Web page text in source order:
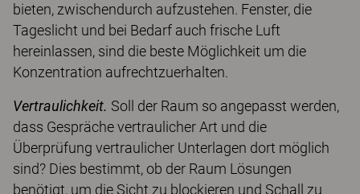
bieten, zwischendurch aufzustehen. Fenster, die
Tageslicht und bei Bedarf auch frische Luft
hereinlassen, sind die beste Möglichkeit um die
Konzentration aufrechtzuerhalten.
Vertraulichkeit. Soll der Raum so angepasst werden,
dass Gespräche vertraulicher Art und die
Überprüfung vertraulicher Unterlagen dort möglich
sind? Dies bestimmt, ob der Raum Lösungen
benötigt, um die Sicht zu blockieren und Schall zu